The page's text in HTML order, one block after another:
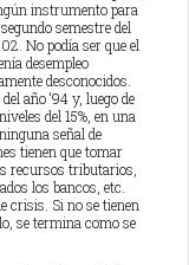
instrumento para
semestre del
No podía ser que el
desempleo
desconocidos.
año ‘94 y, luego de
del 15%, en una
señal de
tienen que tomar
recursos tributarios,
los bancos, etc.
crisis. Si no se tienen
se termina como se